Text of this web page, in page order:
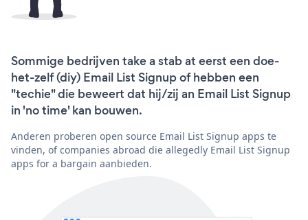
Sommige bedrijven take a stab at eerst een doe-
het-zelf (diy) Email List Signup of hebben een
"techie" die beweert dat hij/zij an Email List Signup
in 'no time' kan bouwen.
Anderen proberen open source Email List Signup apps te
vinden, of companies abroad die allegedly Email List Signup
apps for a bargain aanbieden.